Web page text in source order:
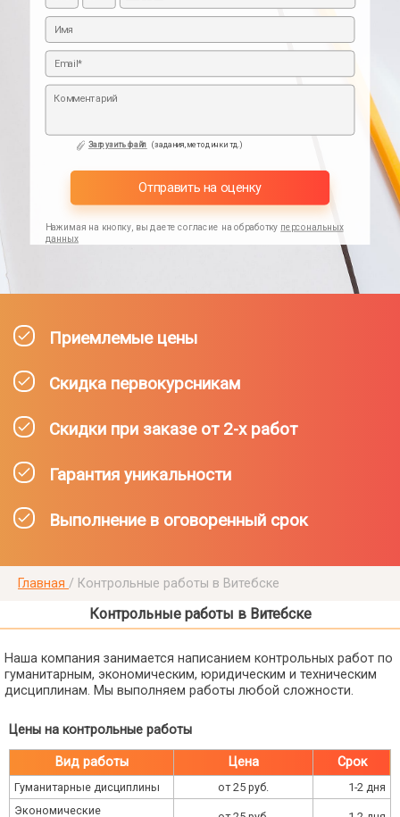
Приемлемые цены
Скидка первокурсникам
Скидки при заказе от 2-х работ
Гарантия уникальности
Выполнение в оговоренный срок
Загрузить файл (задания,методички тд.)
Отправить на оценку
Нажимая на кнопку, вы даете согласие на обработку персональных
данных
Главная / Контрольные работы в Витебске
Контрольные работы в Витебске
Наша компания занимается написанием контрольных работ по
гуманитарным, экономическим, юридическим и техническим
дисциплинам. Мы выполняем работы любой сложности.
Цены на контрольные работы
Вид работы Цена Срок
Гуманитарные дисциплины от 25 руб.
1-2 дня
Экономические